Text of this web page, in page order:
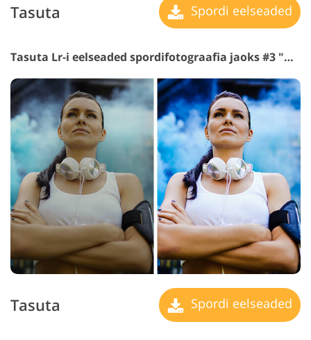
Tasuta Spordi eelseaded
Tasuta Lr-i eelseaded spordifotograafia jaoks #3 "Hard"
Tasuta Spordi eelseaded